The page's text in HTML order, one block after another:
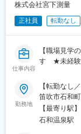
株式会社宮下測量
正社員 転勤なし
仕事内容
【職場見学
す ★未経験
勤務地
【転勤なし
笛吹市石和
央本線「石
対策あり（社
【最寄り駅】
石和温泉駅